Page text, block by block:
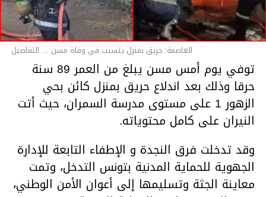
العاصمة: حريق بمنزل يتسبب في وفاة مسن ... التفاصيل
توفي يوم أمس مسن يبلغ من العمر 89 سنة
حرقا وذلك بعد اندلاع حريق بمنزل كائن بحي
الزهور 1 على مستوى مدرسة السمران، حيث أتت
النيران على كامل محتوياته.
وقد تدخلت فرق النجدة و الإطفاء التابعة للإدارة
الجهوية للحماية المدنية بتونس التدخل، وتمت
معاينة الجثة وتسليمها إلى أعوان الأمن الوطني،